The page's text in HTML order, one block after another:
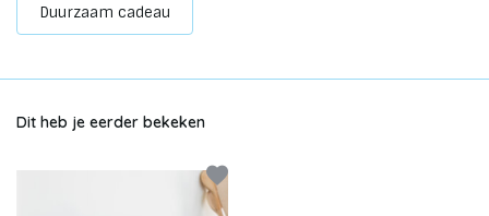
Duurzaam cadeau
Dit heb je eerder bekeken